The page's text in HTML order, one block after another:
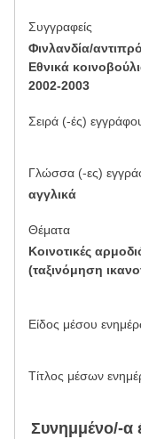
Συγγραφείς
Φινλανδία/
Εθνικά
2002-2003
Σειρά (-ές)
Γλώσσα (-ες)
αγγλικά
Θέματα
Κοινοτικές
(ταξινόμηση
Είδος μέσου
Τίτλος μέσων
Συνημμένο/-α